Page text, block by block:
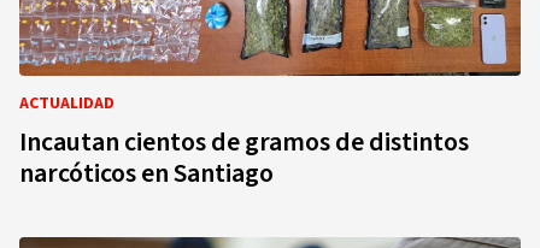
ACTUALIDAD
Incautan cientos de gramos de distintos
narcóticos en Santiago